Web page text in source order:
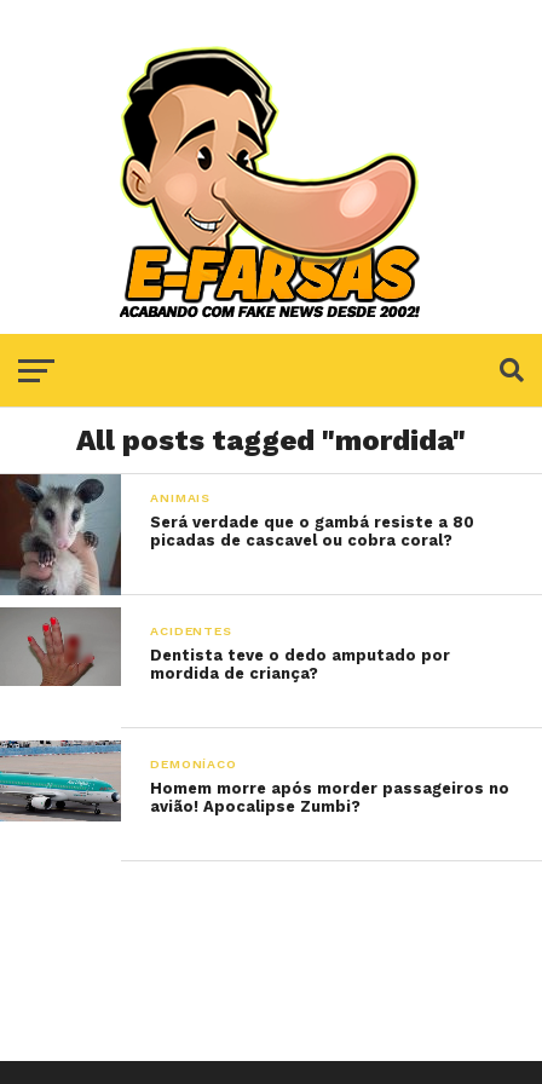
All posts tagged "mordida"
ANIMAIS
Será verdade que o gambá resiste a 80
picadas de cascavel ou cobra coral?
ACIDENTES
Dentista teve o dedo amputado por
mordida de criança?
DEMONÍACO
Homem morre após morder passageiros no
avião! Apocalipse Zumbi?